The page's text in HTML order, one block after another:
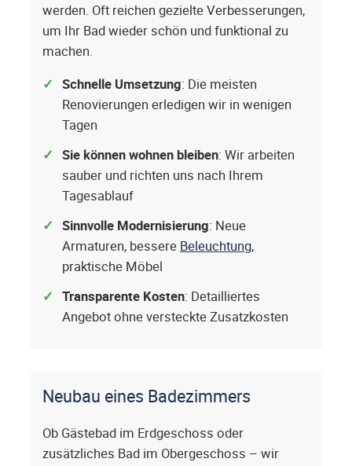
werden. Oft reichen gezielte Verbesserungen,
um Ihr Bad wieder schön und funktional zu
machen.
Schnelle Umsetzung: Die meisten
Renovierungen erledigen wir in wenigen
Tagen
Sie können wohnen bleiben: Wir arbeiten
sauber und richten uns nach Ihrem
Tagesablauf
Sinnvolle Modernisierung: Neue
Armaturen, bessere Beleuchtung,
praktische Möbel
Transparente Kosten: Detailliertes
Angebot ohne versteckte Zusatzkosten
Neubau eines Badezimmers
Ob Gästebad im Erdgeschoss oder
zusätzliches Bad im Obergeschoss – wir